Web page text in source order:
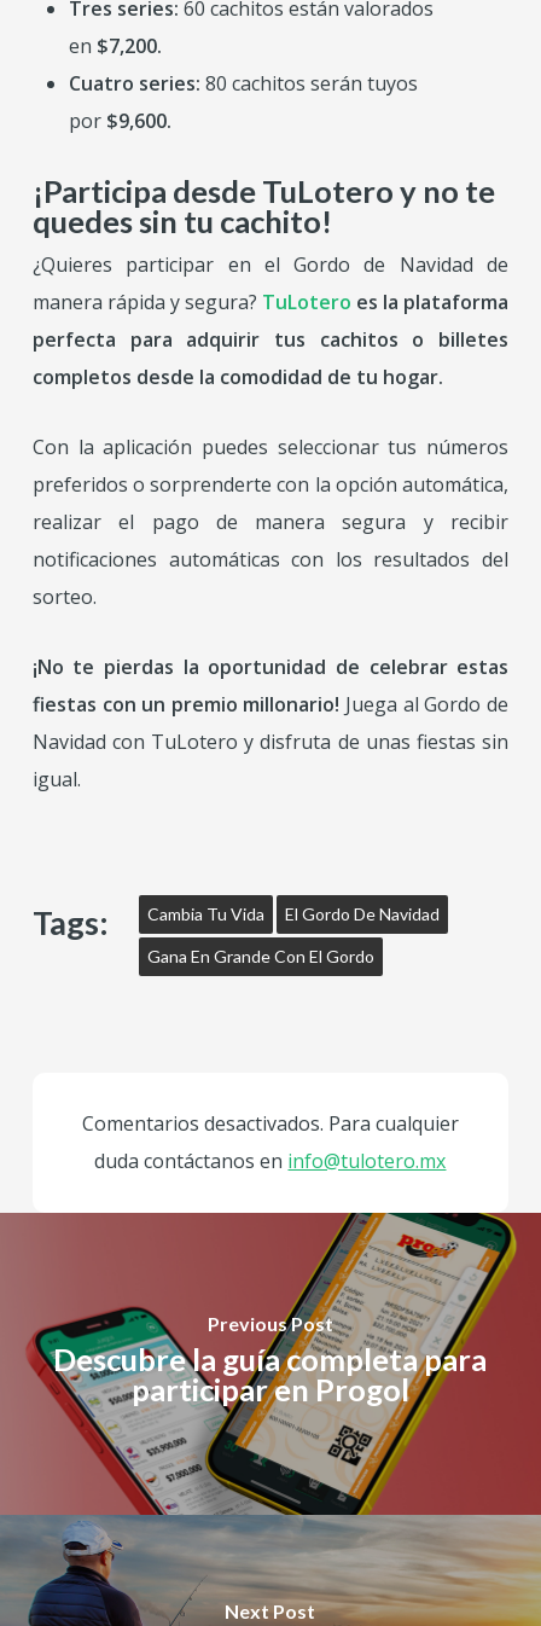
Tres series: 60 cachitos están valorados
en $7,200.
Cuatro series: 80 cachitos serán tuyos
por $9,600.
¡Participa desde TuLotero y no te
quedes sin tu cachito!
¿Quieres participar en el Gordo de Navidad de
manera rápida y segura? TuLotero es la plataforma
perfecta para adquirir tus cachitos o billetes
completos desde la comodidad de tu hogar.
Con la aplicación puedes seleccionar tus números
preferidos o sorprenderte con la opción automática,
realizar el pago de manera segura y recibir
notificaciones automáticas con los resultados del
sorteo.
¡No te pierdas la oportunidad de celebrar estas
fiestas con un premio millonario! Juega al Gordo de
Navidad con TuLotero y disfruta de unas fiestas sin
igual.
Tags: Cambia Tu Vida El Gordo De Navidad
Gana En Grande Con El Gordo
Comentarios desactivados. Para cualquier
duda contáctanos en info@tulotero.mx
Previous Post
Descubre la guía completa para
participar en Progol
Next Post